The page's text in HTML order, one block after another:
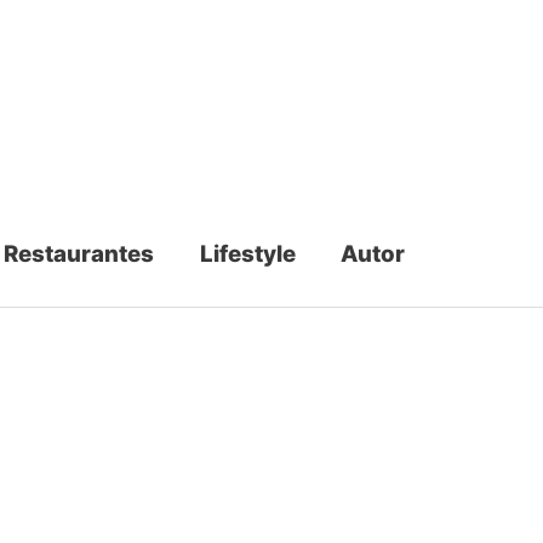
Restaurantes Lifestyle Autor